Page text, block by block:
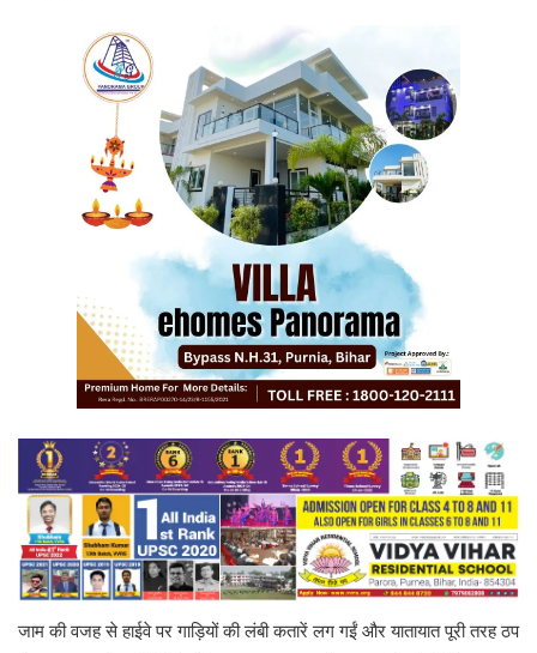
जाम की वजह से हाईवे पर गाड़ियों की लंबी कतारें लग गईं और यातायात पूरी तरह ठप